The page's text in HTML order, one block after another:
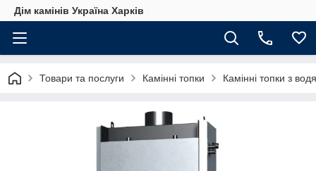
Дім камінів Україна Харків
Товари та послуги Камінні топки Камінні топки з